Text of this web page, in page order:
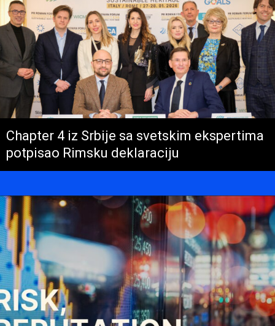
Chapter 4 iz Srbije sa svetskim ekspertima
potpisao Rimsku deklaraciju